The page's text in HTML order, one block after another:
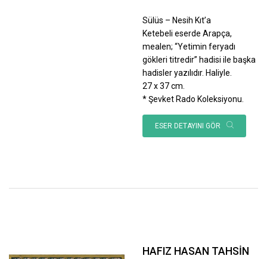
Sülüs – Nesih Kıt’a
Ketebeli eserde Arapça,
mealen; “Yetimin feryadı
gökleri titredir” hadisi ile başka
hadisler yazılıdır. Haliyle.
27 x 37 cm.
* Şevket Rado Koleksiyonu.
ESER DETAYINI GÖR
HAFIZ HASAN TAHSİN